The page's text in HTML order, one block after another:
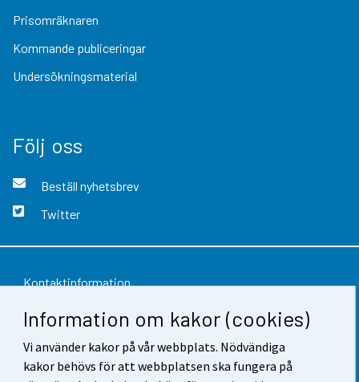
Information om kakor (cookies)
Vi använder kakor på vår webbplats. Nödvändiga
kakor behövs för att webbplatsen ska fungera på
Prisomräknaren
Kommande publiceringar
Undersökningsmaterial
Följ oss
Beställ nyhetsbrev
Twitter
Kontaktinformation
Respons
Användarvillkor
Dataskydd